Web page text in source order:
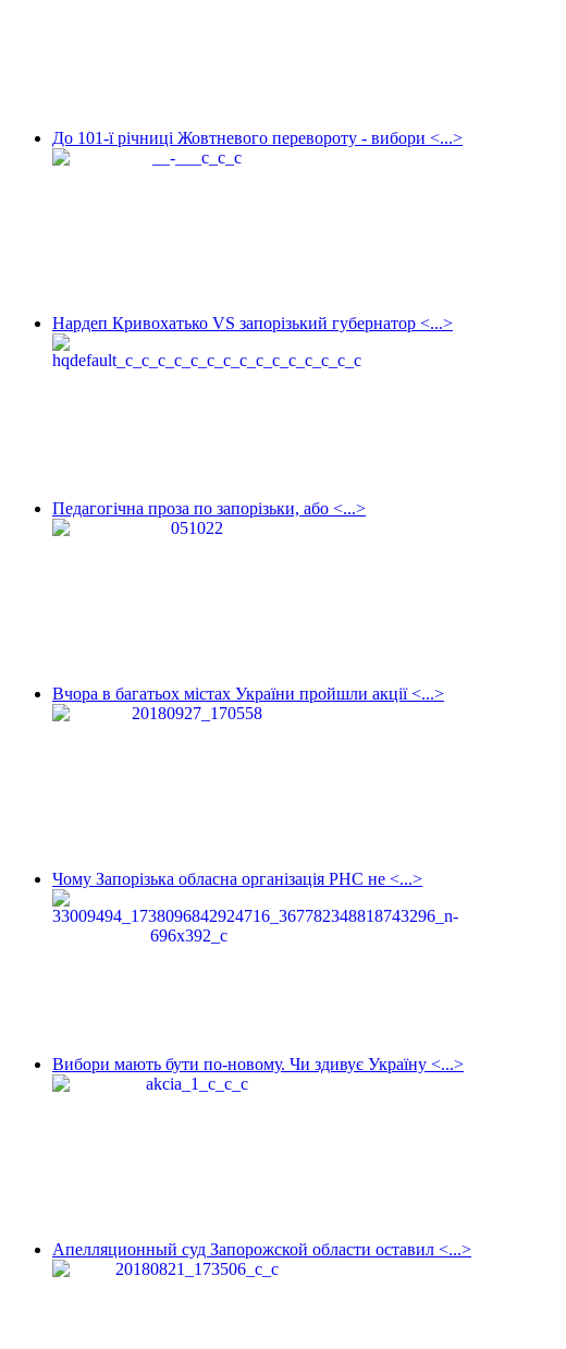
До 101-ї річниці Жовтневого перевороту - вибори <...>
Нардеп Кривохатько VS запорізький губернатор <...>
Педагогічна проза по запорізьки, або <...>
Вчора в багатьох містах України пройшли акції <...>
Чому Запорізька обласна організація РНС не <...>
Вибори мають бути по-новому. Чи здивує Україну <...>
Апелляционный суд Запорожской области оставил <...>